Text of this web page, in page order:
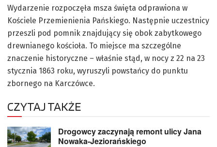
Wydarzenie rozpoczęła msza święta odprawiona w
Kościele Przemienienia Pańskiego. Następnie uczestnicy
przeszli pod pomnik znajdujący się obok zabytkowego
drewnianego kościoła. To miejsce ma szczególne
znaczenie historyczne – właśnie stąd, w nocy z 22 na 23
stycznia 1863 roku, wyruszyli powstańcy do punktu
zbornego na Karczówce.
CZYTAJ TAKŻE
Drogowcy zaczynają remont ulicy Jana
Nowaka-Jeziorańskiego